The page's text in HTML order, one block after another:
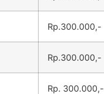
Rp.300.000,-
Rp.300.000,-
Rp. 300.000,-